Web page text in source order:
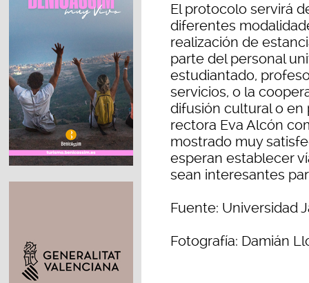
El protocolo servirá
diferentes
realización de
parte del personal
estudiantado,
servicios, o la
difusión cultural o en
rectora Eva Alcón
mostrado muy
esperan establecer
sean interesantes
Fuente: Universidad
Fotografía: Damián